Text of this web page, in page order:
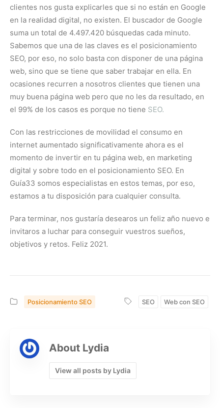
clientes nos gusta explicarles que si no están en Google
en la realidad digital, no existen. El buscador de Google
suma un total de 4.497.420 búsquedas cada minuto.
Sabemos que una de las claves es el posicionamiento
SEO, por eso, no solo basta con disponer de una página
web, sino que se tiene que saber trabajar en ella. En
ocasiones recurren a nosotros clientes que tienen una
muy buena página web pero que no les da resultado, en
el 99% de los casos es porque no tiene SEO.
Con las restricciones de movilidad el consumo en
internet aumentado significativamente ahora es el
momento de invertir en tu página web, en marketing
digital y sobre todo en el posicionamiento SEO. En
Guía33 somos especialistas en estos temas, por eso,
estamos a tu disposición para cualquier consulta.
Para terminar, nos gustaría desearos un feliz año nuevo e
invitaros a luchar para conseguir vuestros sueños,
objetivos y retos. Feliz 2021.
Posicionamiento SEO SEO Web con SEO
About Lydia
View all posts by Lydia